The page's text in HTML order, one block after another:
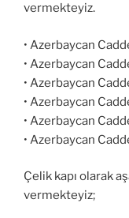
vermekteyiz.
• Azerbaycan
• Azerbaycan
• Azerbaycan
• Azerbaycan
• Azerbaycan
• Azerbaycan
Çelik kapı olarak
vermekteyiz;